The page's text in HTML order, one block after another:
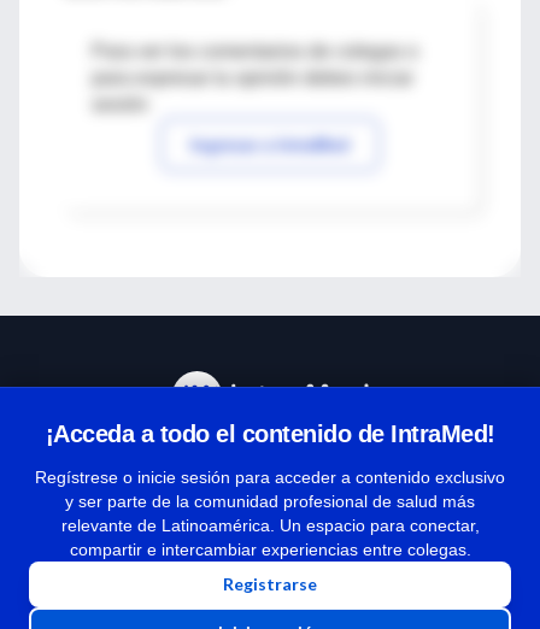
Para ver los comentarios de colegas o
Ingresar a IntraMed
¡Acceda a todo el contenido de IntraMed!
Regístrese o inicie sesión para acceder a contenido exclusivo
y ser parte de la comunidad profesional de salud más
relevante de Latinoamérica. Un espacio para conectar,
compartir e intercambiar experiencias entre colegas.
Registrarse
Términos y condiciones
| Políticas de privacidad
| Todos los derechos reservados | Copyright 1997-2026